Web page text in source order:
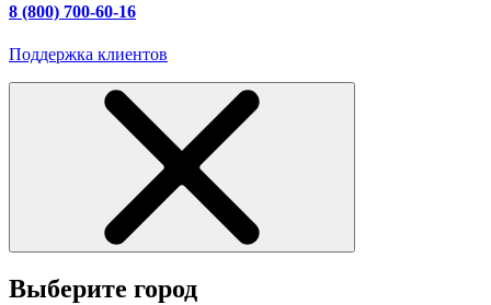
8 (800) 700-60-16
Поддержка клиентов
Выберите город